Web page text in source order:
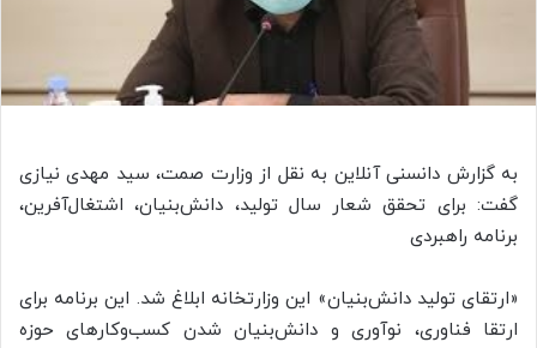
به گزارش دانسنی آنلاین به نقل از وزارت صمت، سید مهدی نیازی
گفت: برای تحقق شعار سال تولید، دانش‌بنیان، اشتغال‌آفرین،
برنامه راهبردی
«ارتقای تولید دانش‌بنیان» این وزارتخانه ابلاغ شد. این برنامه برای
ارتقا فناوری، نوآوری و دانش‌بنیان شدن کسب‌وکارهای حوزه